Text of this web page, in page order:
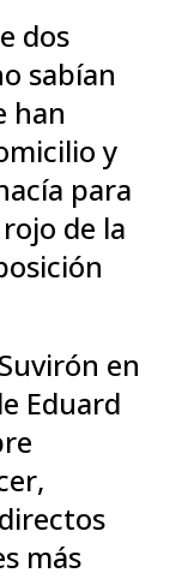
dos
sabían
han
y
para
de la
en
Eduard
más